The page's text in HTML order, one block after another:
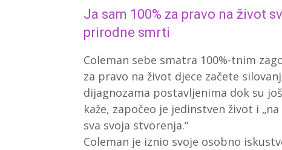
Ja sam 100% za pravo na život
prirodne smrti
Coleman sebe smatra 100%-tnim
za pravo na život djece začete
dijagnozama postavljenima dok su
kaže, započeo je jedinstven život i
sva svoja stvorenja.“
Coleman je iznio svoje osobno